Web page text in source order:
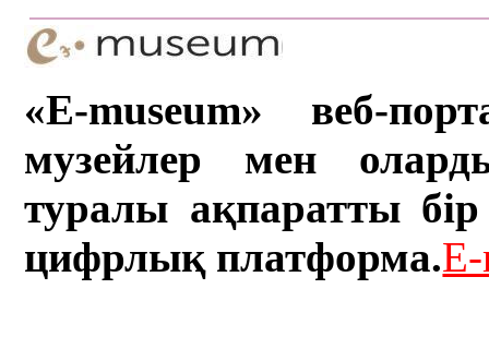
«E-museum» веб-
музейлер мен
туралы ақпаратты бір
цифрлық платформа.